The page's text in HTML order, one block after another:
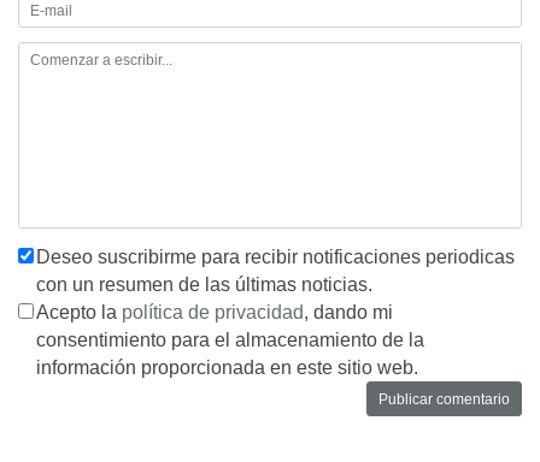
Deseo suscribirme para recibir notificaciones periodicas
con un resumen de las últimas noticias.
Acepto la política de privacidad, dando mi
consentimiento para el almacenamiento de la
información proporcionada en este sitio web.